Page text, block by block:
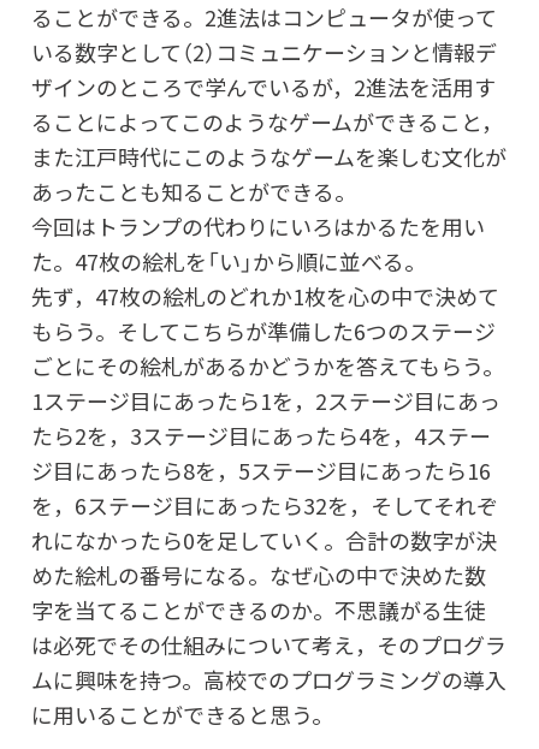
ることができる。2進法はコンピュータが使って
いる数字として（2）コミュニケーションと情報デ
ザインのところで学んでいるが，2進法を活用す
ることによってこのようなゲームができること，
また江戸時代にこのようなゲームを楽しむ文化が
あったことも知ることができる。
今回はトランプの代わりにいろはかるたを用い
た。47枚の絵札を「い」から順に並べる。
先ず，47枚の絵札のどれか1枚を心の中で決めて
もらう。そしてこちらが準備した6つのステージ
ごとにその絵札があるかどうかを答えてもらう。
1ステージ目にあったら1を，2ステージ目にあっ
たら2を，3ステージ目にあったら4を，4ステー
ジ目にあったら8を，5ステージ目にあったら16
を，6ステージ目にあったら32を，そしてそれぞ
れになかったら0を足していく。合計の数字が決
めた絵札の番号になる。なぜ心の中で決めた数
字を当てることができるのか。不思議がる生徒
は必死でその仕組みについて考え，そのプログラ
ムに興味を持つ。高校でのプログラミングの導入
に用いることができると思う。